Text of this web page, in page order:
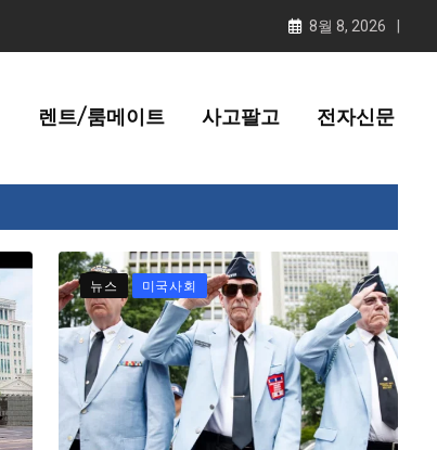
8월 8, 2026
렌트/룸메이트 사고팔고 전자신문
뉴스 미국사회